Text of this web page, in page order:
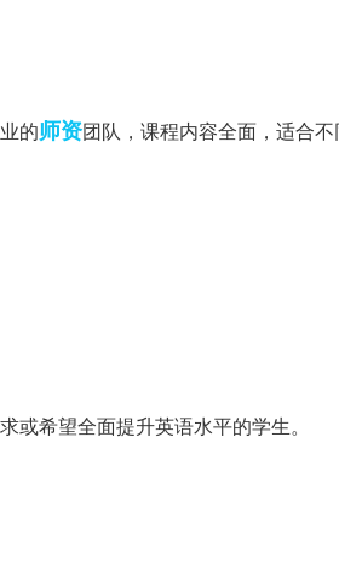
的师资团队，课程内容全面，适合
希望全面提升英语水平的学生。